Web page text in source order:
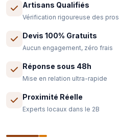
Artisans Qualifiés
Vérification rigoureuse des pros
Devis 100% Gratuits
Aucun engagement, zéro frais
Réponse sous 48h
Mise en relation ultra-rapide
Proximité Réelle
Experts locaux dans le 2B